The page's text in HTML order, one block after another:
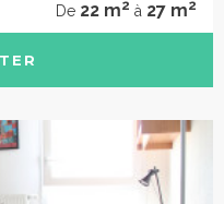
De 22 m2 à 27 m2